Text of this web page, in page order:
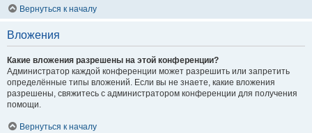
Вернуться к началу
Вложения
Какие вложения разрешены на этой конференции?
Администратор каждой конференции может разрешить или запретить
определённые типы вложений. Если вы не знаете, какие вложения
разрешены, свяжитесь с администратором конференции для получения
помощи.
Вернуться к началу